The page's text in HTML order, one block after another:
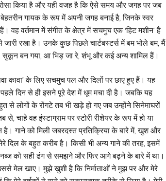
किया है और यही वजह है कि ऐसे समय और जगह पर जब
गायक के रूप में अपनी जगह बनाई है, जिनके स्वर
वर्तमान में संगीत के क्षेत्र में सचमुच एक ‘हिट मशीन’ हैं
रखा है। उनके कुछ पिछले चार्टबस्टर्स में बम भोले बम, मैं
सुकून बन गया, आ भिड़ जा रे, शंभू और कई अन्य शामिल हैं।
कावा’ के लिए सचमुच पल और दिलों पर छाए हुए हैं। यह
दिन से ही इसने पूरे देश में धूम मचा दी है। जबकि यह
से लोगों के रोंगटे तब भी खड़े हो गए जब उन्होंने सिनेमाघरों
चाहे वह इंस्टाग्राम पर स्टोरी रीशेयर के रूप में हो या
गाने को मिली जबरदस्त प्रतिक्रिया के बारे में, खुश और
दिल के बहुत करीब है। किसी भी अन्य गाने की तरह, इसमें
नब्ज को सही ढंग से समझने और फिर आगे बढ़ने के बारे में था।
मेल खाए। मुझे खुशी है कि निर्माताओं ने मुझ पर और मेरे